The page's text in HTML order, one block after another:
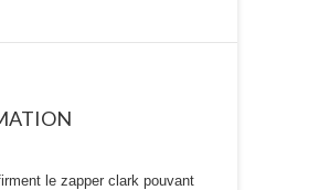
le zapper clark pouvant